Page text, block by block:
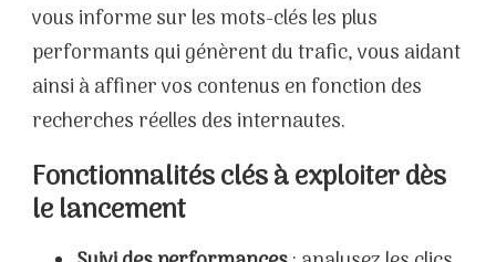
vous informe sur les mots-clés les plus
performants qui génèrent du trafic, vous aidant
ainsi à affiner vos contenus en fonction des
recherches réelles des internautes.
Fonctionnalités clés à exploiter dès
le lancement